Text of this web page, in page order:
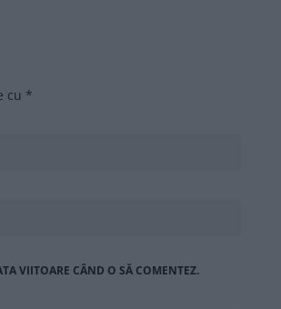
cu *
VIITOARE CÂND O SĂ COMENTEZ.